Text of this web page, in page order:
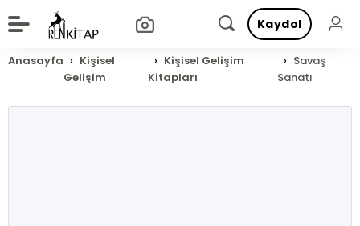
Kaydol
Anasayfa
Kişisel
Gelişim
Kişisel Gelişim
Kitapları
Savaş
Sanatı